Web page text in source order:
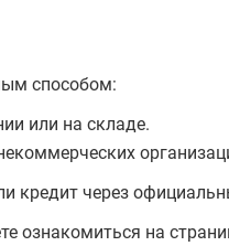
способом:
или на складе.
кредит через
ознакомиться на